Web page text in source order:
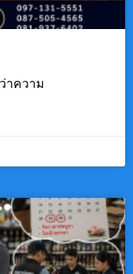
าความ